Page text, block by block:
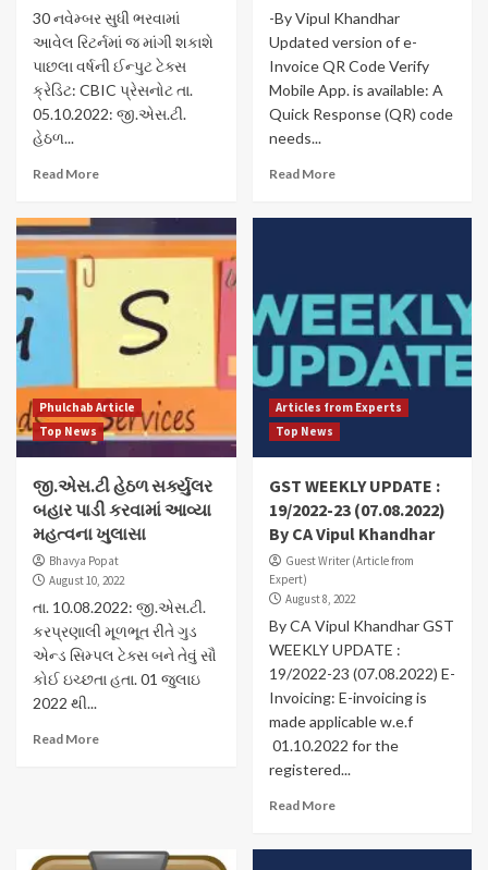
30 નવેમ્બર સુધી ભરવામાં
આવેલ રિટર્નમાં જ માંગી શકાશે
પાછલા વર્ષની ઈન્પુટ ટેક્સ
ક્રેડિટ: CBIC પ્રેસનોટ તા.
05.10.2022: જી.એસ.ટી.
હેઠળ...
Read More
-By Vipul Khandhar
Updated version of e-
Invoice QR Code Verify
Mobile App. is available: A
Quick Response (QR) code
needs...
Read More
Phulchab Article
Top News
જી.એસ.ટી હેઠળ સર્ક્યુલર
બહાર પાડી કરવામાં આવ્યા
મહત્વના ખુલાસા
Bhavya Popat
August 10, 2022
તા. 10.08.2022: જી.એસ.ટી.
કરપ્રણાલી મૂળભૂત રીતે ગુડ
એન્ડ સિમ્પલ ટેક્સ બને તેવું સૌ
કોઈ ઇચ્છતા હતા. 01 જુલાઇ
2022 થી...
Read More
Articles from Experts
Top News
GST WEEKLY UPDATE :
19/2022-23 (07.08.2022)
By CA Vipul Khandhar
Guest Writer (Article from
Expert)
August 8, 2022
By CA Vipul Khandhar GST
WEEKLY UPDATE :
19/2022-23 (07.08.2022) E-
Invoicing: E-invoicing is
made applicable w.e.f
01.10.2022 for the
registered...
Read More